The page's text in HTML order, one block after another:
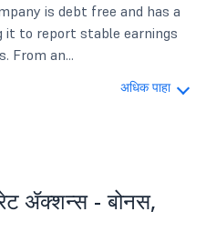
is debt free and has a
it to report stable earnings
From an...
अधिक पाहा
ॲक्शन्स - बोनस,